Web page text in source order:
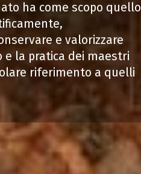
ha come scopo quello
e valorizzare
e la pratica dei maestri
riferimento a quelli
istituzionali, ricerca